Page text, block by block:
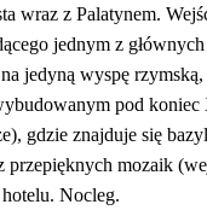
wraz z Palatynem.
jednym z głównych
jedyną wyspę rzymską,
pod
gdzie znajduje się
przepięknych mozaik
Nocleg.